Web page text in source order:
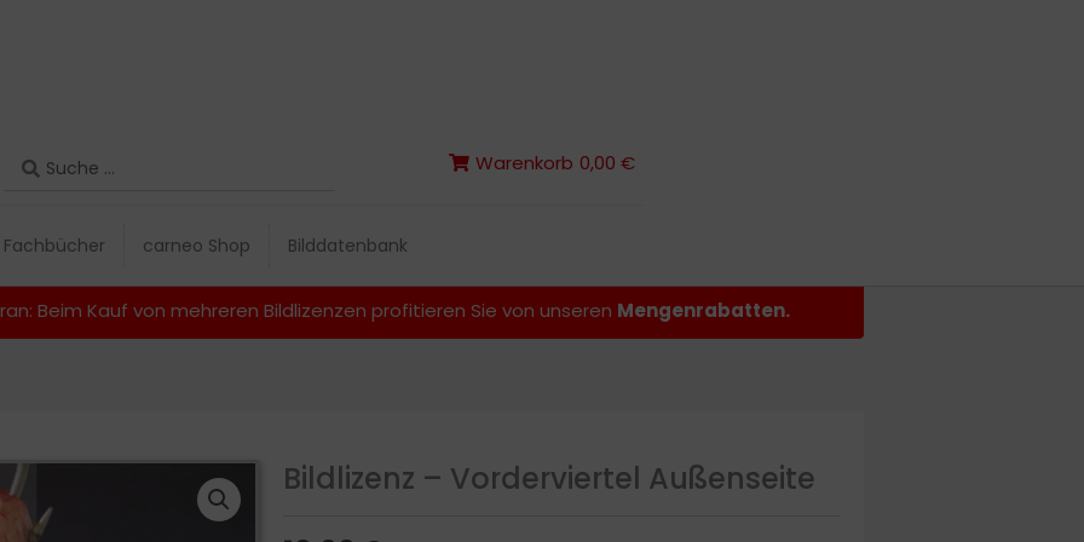
Search
Warenkorb 0,00 €
Fachbücher carneo Shop Bilddatenbank
Search
Warenkorb 0,00 €
Fachbücher carneo Shop Bilddatenbank
Beim Kauf von mehreren Bildlizenzen profitieren Sie von unseren Mengenrabatten.
Bildlizenz – Vorderviertel Außenseite